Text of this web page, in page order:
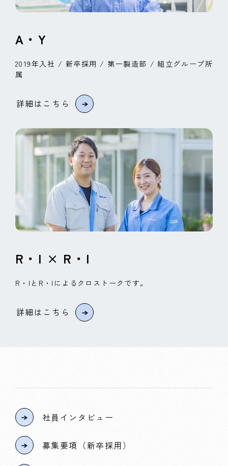
A・Y
2019年入社 / 新卒採用 / 第一製造部 / 組立グループ所
属
詳細はこちら
R・I × R・I
R・IとR・Iによるクロストークです。
詳細はこちら
社員インタビュー
募集要項（新卒採用）